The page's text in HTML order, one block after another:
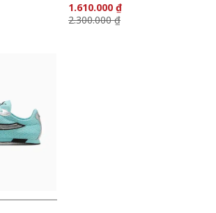
1.610.000 ₫
2.300.000 ₫